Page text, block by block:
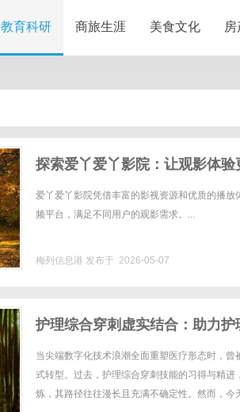
教育科研 商旅生涯 美食文化
探索爱丫爱丫影院：让观影体
爱丫爱丫影院凭借丰富的影视资源和优质的播
频平台，满足不同用户的观影需求。...
梅列信息港 发布于 2026-05-07
护理综合穿刺虚实结合：助力
当尖端数字化技术浪潮全面重塑医疗形态时，
式转型。过去，护理综合穿刺技能的习得与精
炼，其路径往往漫长且充满不确定性。然而，